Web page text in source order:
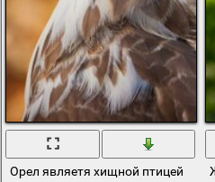
Орел являетя хищной птицей